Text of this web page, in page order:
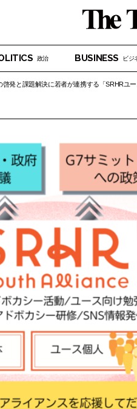
政治 BUSINESS ビジ
啓発と課題解決に若者が連携する「SRHRユ